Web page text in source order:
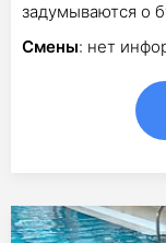
задумываются о
Смены: нет